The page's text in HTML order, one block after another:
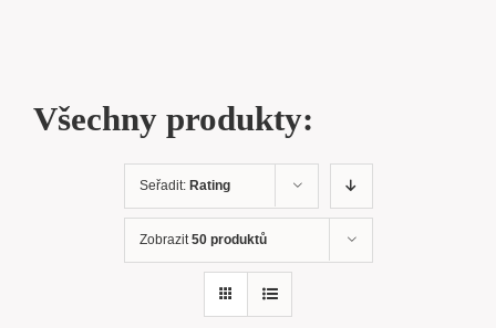
Všechny produkty:
Seřadit: Rating
Zobrazit 50 produktů